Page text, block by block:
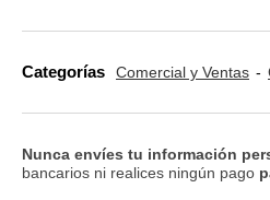
Categorías Comercial y Ventas
Nunca envíes tu información
bancarios ni realices ningún pago